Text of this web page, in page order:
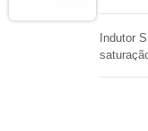
Indutor